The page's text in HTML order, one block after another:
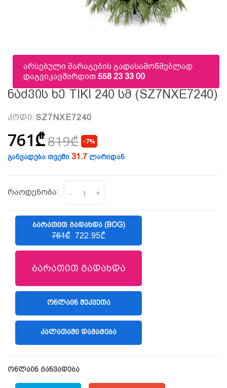
არსებული მარაგების გადასამოწმებლად
დაგვიკავშირდით558 23 33 00
Ნაძვის Ხე TIKI 240 Სმ (SZ7NXE7240)
კოდი: SZ7NXE7240
761₾819₾ -7%
განვადება თვეში 31.7 ლარიდან
რაოდენობა: - +
ᲑᲐᲠᲐᲗᲘᲗ ᲒᲐᲓᲐᲮᲓᲐ (BOG)
761₾ 722.95₾
ბარათით გადახდა
(LIBERTY)
ᲝᲜᲚᲐᲘᲜ ᲨᲔᲙᲕᲔᲗᲐ
ᲙᲐᲚᲐᲗᲐᲨᲘ ᲓᲐᲛᲐᲢᲔᲑᲐ
ონლაინ განვადება